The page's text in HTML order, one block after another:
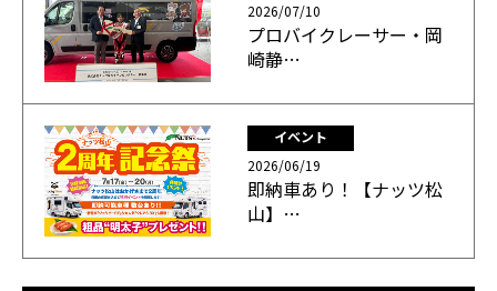
2026/07/10
プロバイクレーサー・岡
崎静…
イベント
2026/06/19
即納車あり！【ナッツ松
山】…